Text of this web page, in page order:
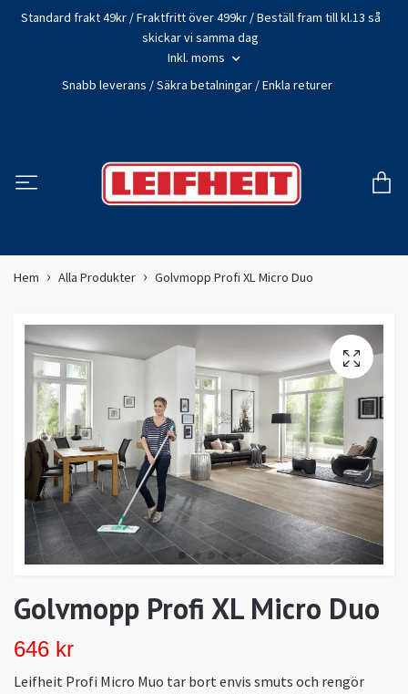
Standard frakt 49kr / Fraktfritt över 499kr / Beställ fram till kl.13 så
skickar vi samma dag
Inkl. moms
Snabb leverans / Säkra betalningar / Enkla returer
Hem Alla Produkter Golvmopp Profi XL Micro Duo
Golvmopp Profi XL Micro Duo
646 kr
Leifheit Profi Micro Muo tar bort envis smuts och rengör